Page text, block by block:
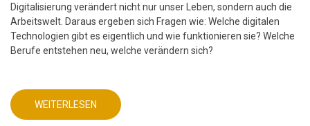
Digitalisierung verändert nicht nur unser Leben, sondern auch die
Arbeitswelt. Daraus ergeben sich Fragen wie: Welche digitalen
Technologien gibt es eigentlich und wie funktionieren sie? Welche
Berufe entstehen neu, welche verändern sich?
WEITERLESEN
ÜBER
MINT